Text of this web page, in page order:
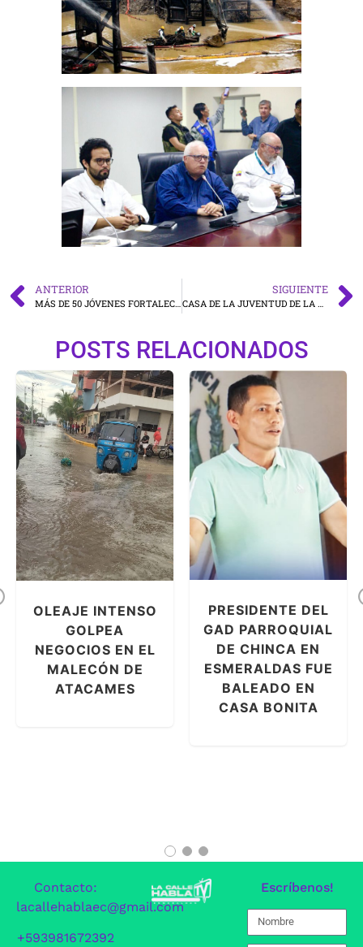
ANTERIOR
MÁS DE 50 JÓVENES FORTALECEN SUS CAPACIDADES EN INSTALACIÓN DE CÁMARAS DE VIDEOVIGILANCIA GRACIAS A LA CASA DE LA JUVENTUD DE ESMERALDAS Y LA EMPRESA TECHNOLOGY CASTLE
SIGUIENTE
CASA DE LA JUVENTUD DE LA ALCALDÍA CIUDADANA DE ESMERALDAS IMPULSA EL EMPODERAMIENTO JUVENIL CON EL CURSO DE AUTOMAQUILLAJE
POSTS RELACIONADOS
OLEAJE INTENSO
GOLPEA
NEGOCIOS EN EL
MALECÓN DE
ATACAMES
PRESIDENTE DEL
GAD PARROQUIAL
DE CHINCA EN
ESMERALDAS FUE
BALEADO EN
CASA BONITA
Contacto:
lacallehablaec@gmail.com
+593981672392
Escríbenos!